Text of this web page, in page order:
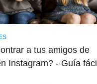
a tus amigos de
Instagram? - Guía fácil